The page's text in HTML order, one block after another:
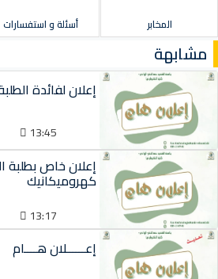
المخابر أسئلة و استفسارات
مشابهة
إعلان لفائدة
13:45
كهروميكانيك
13:17
إعــــــلان هــــام